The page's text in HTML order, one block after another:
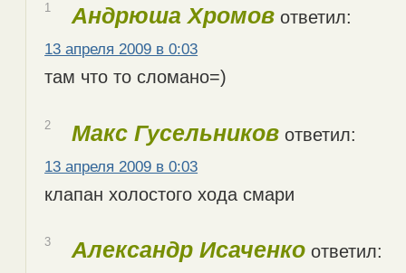
1 Андрюша Хромов ответил:
13 апреля 2009 в 0:03
там что то сломано=)
2 Макс Гусельников ответил:
13 апреля 2009 в 0:03
клапан холостого хода смари
3 Александр Исаченко ответил: